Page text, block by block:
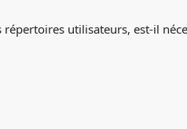
utilisateurs, est-il